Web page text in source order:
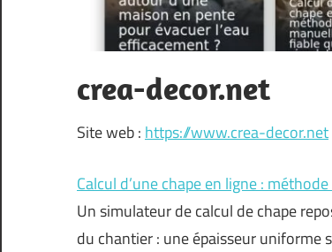
crea-decor.net
Site web : https://www.crea-decor.net
Calcul d’une chape en ligne :
Un simulateur de calcul de chape
du chantier : une épaisseur uniforme